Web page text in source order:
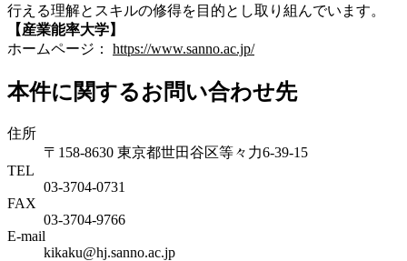
行える理解とスキルの修得を目的とし取り組んでいます。
【産業能率大学】
ホームページ： https://www.sanno.ac.jp/
本件に関するお問い合わせ先
住所
〒158-8630 東京都世田谷区等々力6-39-15
TEL
03-3704-0731
FAX
03-3704-9766
E-mail
kikaku@hj.sanno.ac.jp